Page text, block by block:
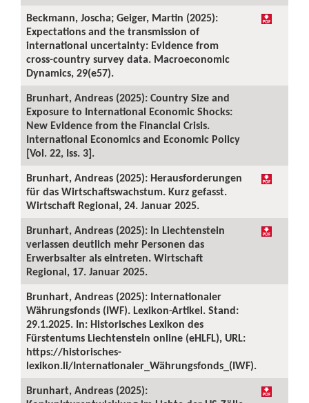
Beckmann, Joscha; Geiger, Martin (2025):
Expectations and the transmission of
international uncertainty: Evidence from
cross-country survey data. Macroeconomic
Dynamics, 29(e57).
Brunhart, Andreas (2025): Country Size and
Exposure to International Economic Shocks:
New Evidence from the Financial Crisis.
International Economics and Economic Policy
[Vol. 22, Iss. 3].
Brunhart, Andreas (2025): Herausforderungen
für das Wirtschaftswachstum. Kurz gefasst.
Wirtschaft Regional, 24. Januar 2025.
Brunhart, Andreas (2025): In Liechtenstein
verlassen deutlich mehr Personen das
Erwerbsalter als eintreten. Wirtschaft
Regional, 17. Januar 2025.
Brunhart, Andreas (2025): Internationaler
Währungsfonds (IWF). Lexikon-Artikel. Stand:
29.1.2025. In: Historisches Lexikon des
Fürstentums Liechtenstein online (eHLFL), URL:
https://historisches-
lexikon.li/Internationaler_Währungsfonds_(IWF).
Brunhart, Andreas (2025):